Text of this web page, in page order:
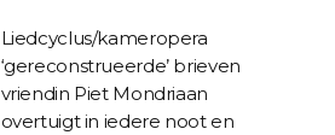
Liedcyclus/kameropera
‘gereconstrueerde’ brieven
vriendin Piet Mondriaan
overtuigt in iedere noot en